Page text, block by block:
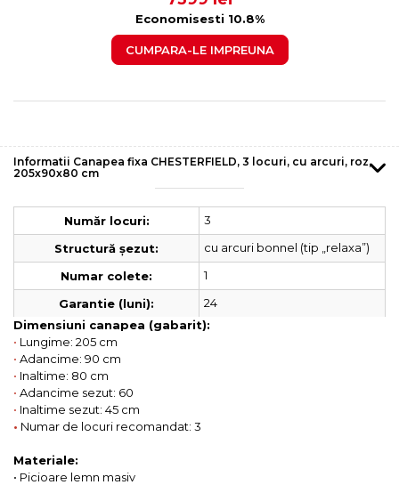
Economisesti 10.8%
CUMPARA-LE IMPREUNA
Informatii Canapea fixa CHESTERFIELD, 3 locuri, cu arcuri, roz,
205x90x80 cm
Număr locuri:
3
Structură șezut:
cu arcuri bonnel (tip „relaxa”)
Numar colete:
1
Garantie (luni):
24
Dimensiuni canapea (gabarit):
• Lungime: 205 cm
• Adancime: 90 cm
• Inaltime: 80 cm
• Adancime sezut: 60
• Inaltime sezut: 45 cm
• Numar de locuri recomandat: 3
Materiale:
• Picioare lemn masiv